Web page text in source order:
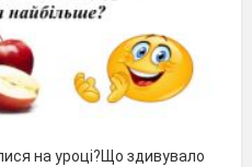
на уроці?Що здивувало